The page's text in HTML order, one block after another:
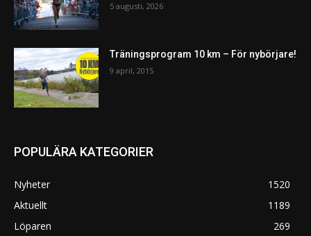
5 augusti, 2026
Träningsprogram 10 km – För nybörjare!
9 april, 2015
POPULÄRA KATEGORIER
Nyheter
1520
Aktuellt
1189
Löparen
269